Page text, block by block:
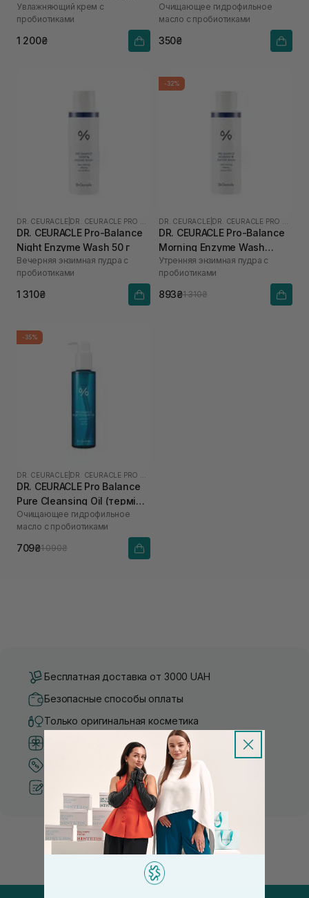
Увлажняющий крем с
пробиотиками
1 200₴
Очищающее гидрофильное
масло с пробиотиками
350₴
DR. CEURACLE
DR. CEURACLE Pro-Balance
Night Enzyme Wash 50 г
Вечерняя энзимная пудра с
пробиотиками
1 310₴
-32%
DR. CEURACLE
DR. CEURACLE Pro-Balance
Morning Enzyme Wash
(термін до 01.27р.) 50 г
Утренняя энзимная пудра с
пробиотиками
893₴1 310₴
-35%
DR. CEURACLE
DR. CEURACLE Pro Balance
Pure Cleansing Oil (термін
до 01.27р.) 155 мл
Очищающее гидрофильное
масло с пробиотиками
709₴1 090₴
Бесплатная доставка от 3000 UAH
Безопасные способы оплаты
Только оригинальная косметика
Система бонусов и лояльности
Лучшие цены и топ товары
Рекомендации от косметологов